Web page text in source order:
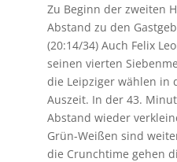
Zu Beginn der zweiten
Abstand zu den
(20:14/34) Auch Felix
seinen vierten
die Leipziger wählen in
Auszeit. In der 43.
Abstand wieder
Grün-Weißen sind
die Crunchtime gehen